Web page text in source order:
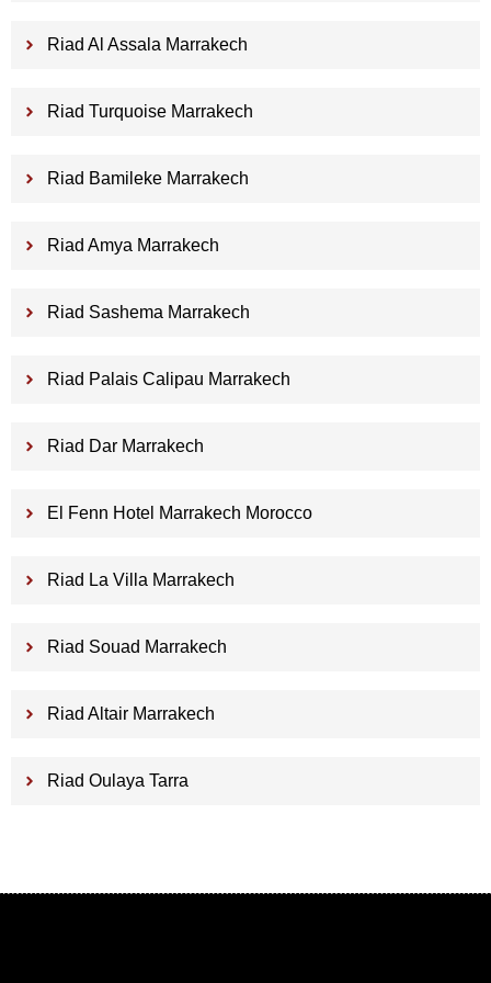
Riad Al Assala Marrakech
Riad Turquoise Marrakech
Riad Bamileke Marrakech
Riad Amya Marrakech
Riad Sashema Marrakech
Riad Palais Calipau Marrakech
Riad Dar Marrakech
El Fenn Hotel Marrakech Morocco
Riad La Villa Marrakech
Riad Souad Marrakech
Riad Altair Marrakech
Riad Oulaya Tarra